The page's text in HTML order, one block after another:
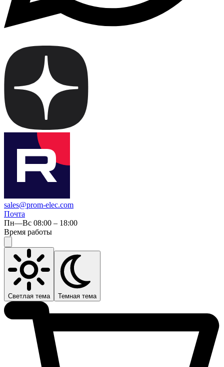
sales@prom-elec.com
Почта
Пн—Вс 08:00 – 18:00
Время работы
Светлая тема Темная тема